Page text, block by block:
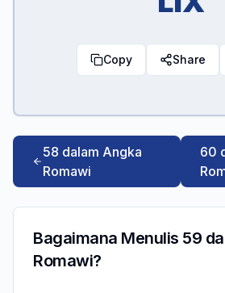
Copy Share
58 dalam Angka
Romawi
60
Bagaimana Menulis 59
Romawi?